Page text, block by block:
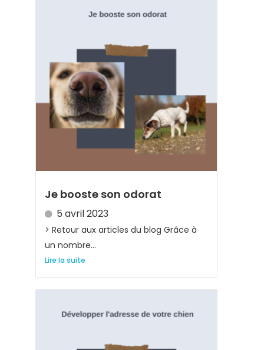
Je booste son odorat
5 avril 2023
> Retour aux articles du blog Grâce à
un nombre...
Lire la suite